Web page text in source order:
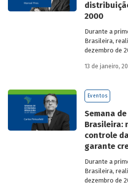
2000
Durante a
Brasileira,
dezembro de
economia do
economistas
13 de janeiro,
Eventos
Semana
Brasileira:
controle
garante
Durante a
Brasileira,
dezembro de